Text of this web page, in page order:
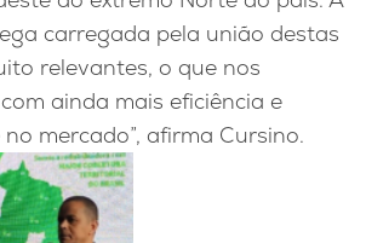
carregada pela união destas
relevantes, o que nos
ainda mais eficiência e
mercado”, afirma Cursino.